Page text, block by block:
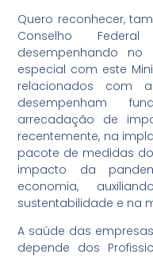
Quero reconhecer,
Conselho
desempenhando
especial com este
relacionados com
desempenham
arrecadação de
recentemente, na
pacote de medidas
impacto da
economia,
sustentabilidade e na
A saúde das
depende dos